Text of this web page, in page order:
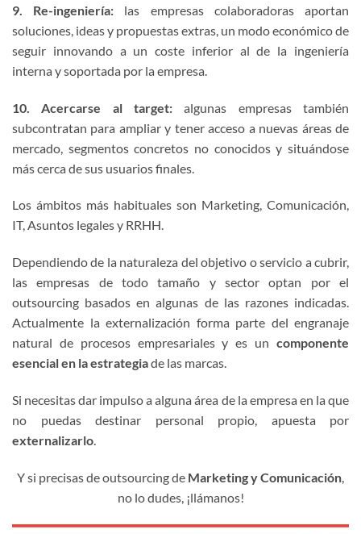
9. Re-ingeniería: las empresas colaboradoras aportan
soluciones, ideas y propuestas extras, un modo económico de
seguir innovando a un coste inferior al de la ingeniería
interna y soportada por la empresa.
10. Acercarse al target: algunas empresas también
subcontratan para ampliar y tener acceso a nuevas áreas de
mercado, segmentos concretos no conocidos y situándose
más cerca de sus usuarios finales.
Los ámbitos más habituales son Marketing, Comunicación,
IT, Asuntos legales y RRHH.
Dependiendo de la naturaleza del objetivo o servicio a cubrir,
las empresas de todo tamaño y sector optan por el
outsourcing basados en algunas de las razones indicadas.
Actualmente la externalización forma parte del engranaje
natural de procesos empresariales y es un componente
esencial en la estrategiade las marcas.
Si necesitas dar impulso a alguna área de la empresa en la que
no puedas destinar personal propio, apuesta por
externalizarlo.
Y si precisas de outsourcing de Marketing y Comunicación
no lo dudes, ¡llámanos!